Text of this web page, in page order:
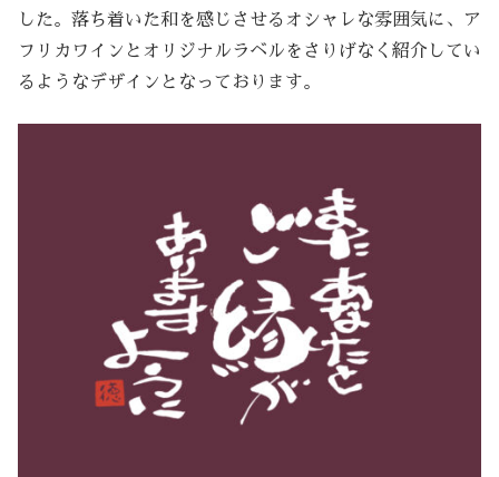
した。落ち着いた和を感じさせるオシャレな雰囲気に、ア
フリカワインとオリジナルラベルをさりげなく紹介してい
るようなデザインとなっております。